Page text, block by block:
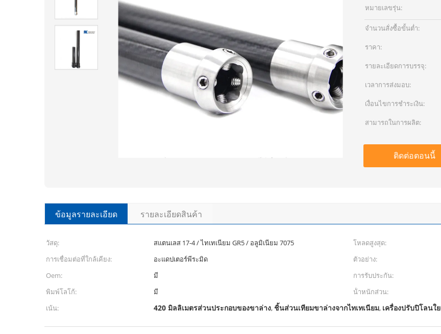
หมายเลขรุ่น:
จำนวนสั่งซื้อขั้นต่ำ:
ราคา:
รายละเอียดการบรรจุ:
เวลาการส่งมอบ:
เงื่อนไขการชำระเงิน:
สามารถในการผลิต:
ติดต่อตอนนี้
ข้อมูลรายละเอียด รายละเอียดสินค้า
วัสดุ: สแตนเลส 17-4 / ไทเทเนียม GR5 / อลูมิเนียม 7075 โหลดสูงสุด:
การเชื่อมต่อที่ใกล้เคียง:
อะแดปเตอร์พีระมิด ตัวอย่าง:
Oem:
มี การรับประกัน:
พิมพ์โลโก้:
มี น้ําหนักส่วน:
เน้น:
420 มิลลิเมตรส่วนประกอบของขาล่าง, ชิ้นส่วนเทียมขาล่างจากไทเทเนียม, เครื่องปรับปิโลนใ